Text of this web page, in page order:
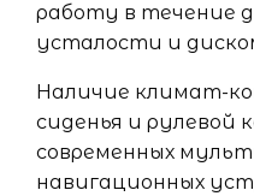
работу в течение
усталости и
Наличие климат-
сиденья и рулевой
современных
навигационных